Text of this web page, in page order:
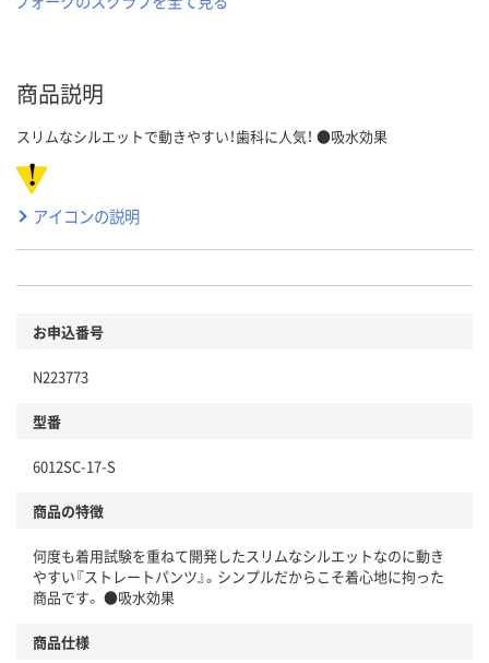
商品説明
スリムなシルエットで動きやすい！歯科に人気！ ●吸水効果
アイコンの説明
お申込番号
N223773
型番
6012SC-17-S
商品の特徴
何度も着用試験を重ねて開発したスリムなシルエットなのに動き
やすい『ストレートパンツ』。シンプルだからこそ着心地に拘った
商品です。 ●吸水効果
商品仕様